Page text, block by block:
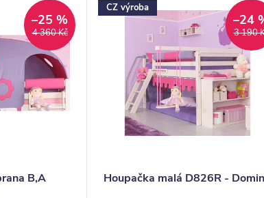
4 360 Kč
–25 %
B,A
CZ výroba
3 190
–24
Houpačka malá D826R -